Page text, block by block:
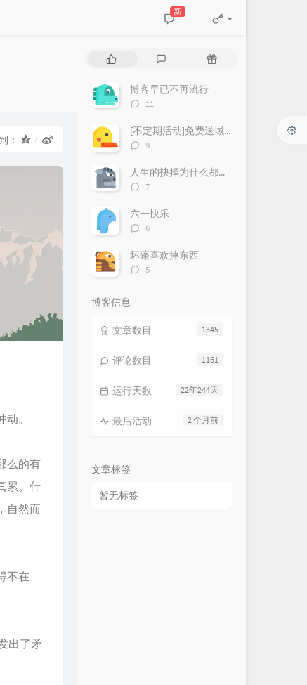
新
：
。
么的有
累。什
自然而
不在
出了矛
章
评
随
博客早已不再流行
评
数：
11
[不定期活动]免费送域名或空间
评
数：
9
人生的抉择为什么都这么让人无奈？
评
数：
7
六一快乐
评
数：
6
坏蓬喜欢摔东西
评
5
博客信息
1345
文章数目
1161
评论数目
22年244天
运行天数
2 个月前
最后活动
文章标签
暂无标签